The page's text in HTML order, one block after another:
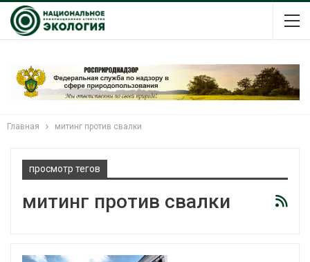
Главная митинг против свалки
просмотр тегов
митинг против свалки